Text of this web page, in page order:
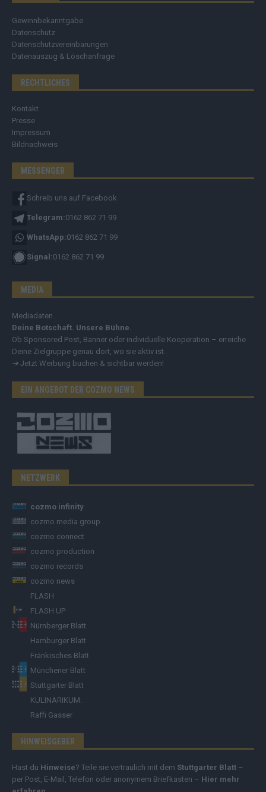
Gewinnbekanntgabe
Datenschutz
Datenschutzvereinbarungen
Datenauszug & Löschanfrage
RECHTLICHES
Kontakt
Presse
Impressum
Bildnachweis
MESSENGER
Schreib uns auf Facebook
Telegram:0162 862 71 99
WhatsApp:0162 862 71 99
Signal:0162 862 71 99
MEDIA
Mediadaten
Deine Botschaft. Unsere Bühne.
Ob Sponsored Post, Banner oder individuelle Kooperation – erreiche
Deine Zielgruppe genau dort, wo sie aktiv ist.
➔ Jetzt Werbung buchen & sichtbar werden!
EIN ANGEBOT DER COZMO NEWS
NETZWERK
cozmo infinity
cozmo media group
cozmo connect
cozmo production
cozmo records
cozmo news
FLASH
FLASH UP
Nürnberger Blatt
Hamburger Blatt
Fränkisches Blatt
Münchener Blatt
Stuttgarter Blatt
KULINARIKUM.
Raffi Gasser
HINWEISGEBER
Hast du Hinweise? Teile sie vertraulich mit dem Stuttgarter Blatt –
per Post, E-Mail, Telefon oder anonymem Briefkasten – Hier mehr